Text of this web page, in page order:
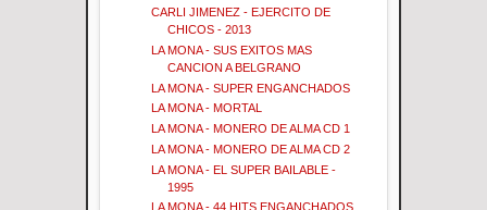
CARLI JIMENEZ - EJERCITO DE
CHICOS - 2013
LA MONA - SUS EXITOS MAS
CANCION A BELGRANO
LA MONA - SUPER ENGANCHADOS
LA MONA - MORTAL
LA MONA - MONERO DE ALMA CD 1
LA MONA - MONERO DE ALMA CD 2
LA MONA - EL SUPER BAILABLE -
1995
LA MONA - 44 HITS ENGANCHADOS